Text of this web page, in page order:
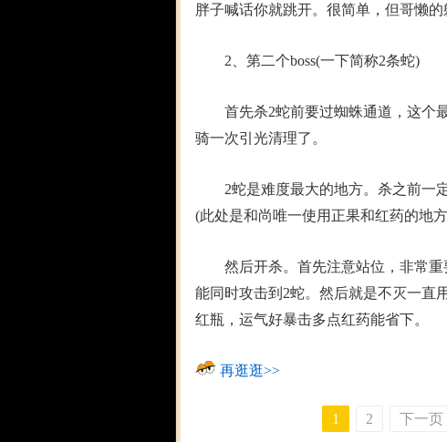
胖子喊话你就跳开。很简单，但哥懒的
2、第二个boss(一下简称2条蛇)
首先杀2蛇前要过蜘蛛通道，这个最
骑一次引光清理了。
2蛇是难度最大的地方。杀之前一定
(此处是和尚唯一使用正果和红药的地
然后开杀。首先注意站位，非常重
能同时攻击到2蛇。然后就是不灭一直
红瓶，运气好暴击多点红药能省下。
再逛逛>>
1 2 下一页